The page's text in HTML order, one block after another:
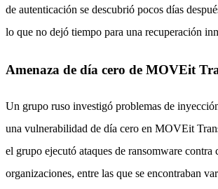
de autenticación se descubrió pocos días
lo que no dejó tiempo para una recuperación
Amenaza de día cero de MOVEit
Un grupo ruso investigó problemas de
una vulnerabilidad de día cero en MOVEit
el grupo ejecutó ataques de ransomware contra
organizaciones, entre las que se encontraban